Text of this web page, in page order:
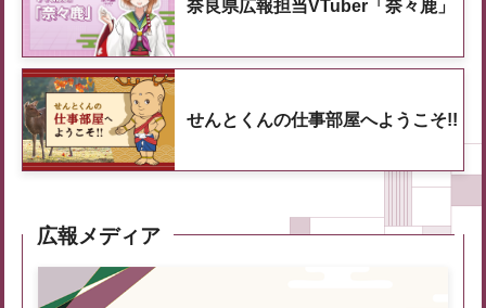
奈良県広報担当VTuber「奈々鹿」
せんとくんの仕事部屋へようこそ!!
広報メディア